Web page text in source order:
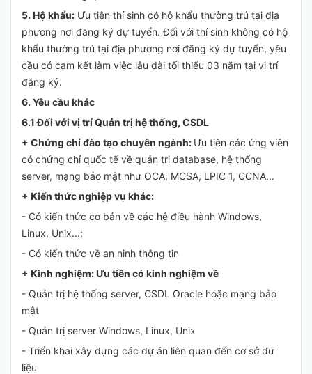
5. Hộ khẩu: Ưu tiên thí sinh có hộ khẩu thường trú tại địa
phương nơi đăng ký dự tuyển. Đối với thí sinh không có hộ
khẩu thường trú tại địa phương nơi đăng ký dự tuyển, yêu
cầu có cam kết làm việc lâu dài tối thiểu 03 năm tại vị trí
đăng ký.
6. Yêu cầu khác
6.1 Đối với vị trí Quản trị hệ thống, CSDL
+ Chứng chỉ đào tạo chuyên ngành: Ưu tiên các ứng viên
có chứng chỉ quốc tế về quản trị database, hệ thống
server, mạng bảo mật như OCA, MCSA, LPIC 1, CCNA...
+ Kiến thức nghiệp vụ khác:
- Có kiến thức cơ bản về các hệ điều hành Windows,
Linux, Unix...;
- Có kiến thức về an ninh thông tin
+ Kinh nghiệm: Ưu tiên có kinh nghiệm về
- Quản trị hệ thống server, CSDL Oracle hoặc mạng bảo
mật
- Quản trị server Windows, Linux, Unix
- Triển khai xây dựng các dự án liên quan đến cơ sở dữ
liệu